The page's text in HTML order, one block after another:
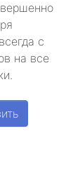
с
на все